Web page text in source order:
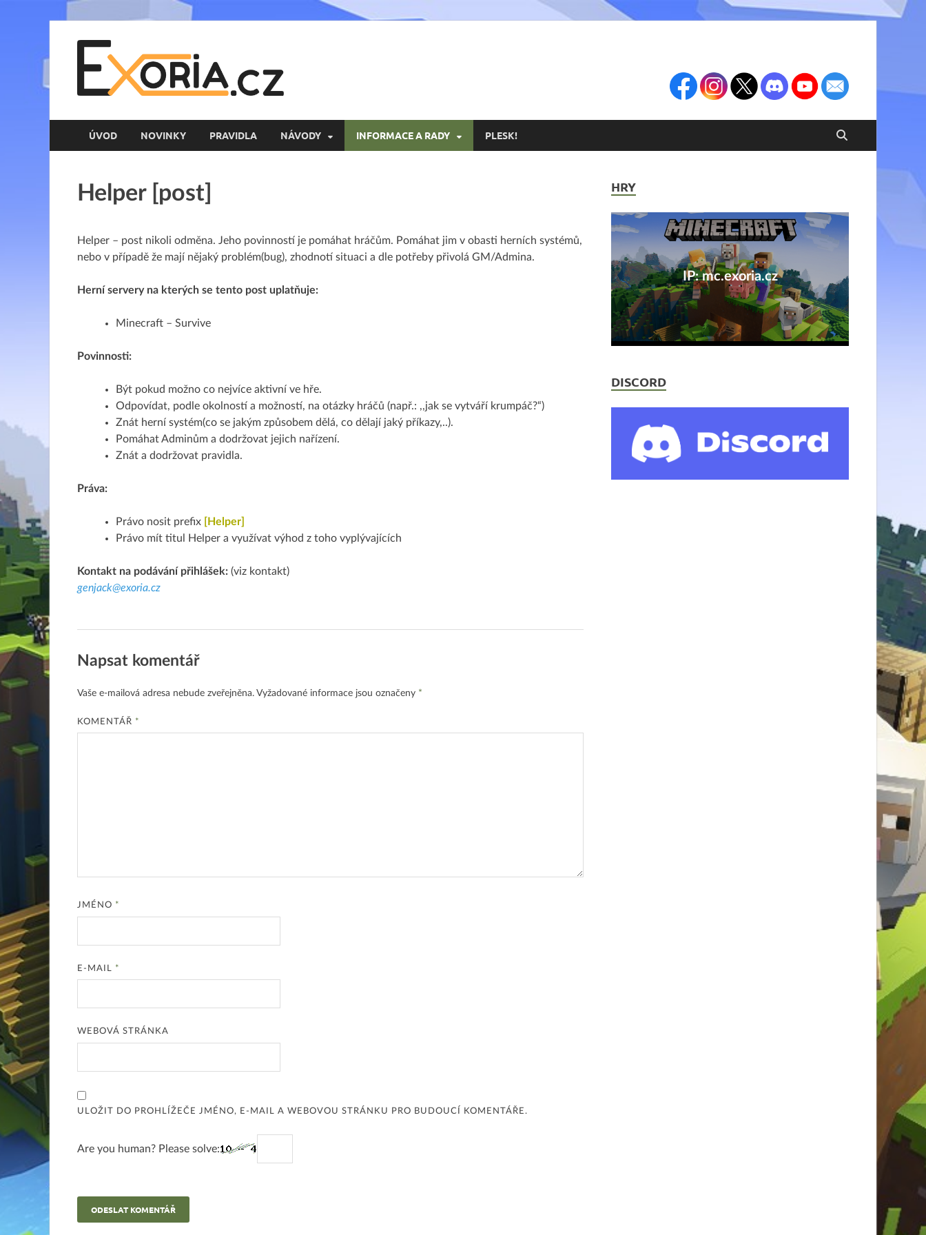
ÚVOD NOVINKY PRAVIDLA NÁVODY INFORMACE A RADY PLESK!
Helper [post]
Helper – post nikoli odměna. Jeho povinností je pomáhat hráčům. Pomáhat jim v obasti herních systémů,
nebo v případě že mají nějaký problém(bug), zhodnotí situaci a dle potřeby přivolá GM/Admina.
Herní servery na kterých se tento post uplatňuje:
Minecraft – Survive
Povinnosti:
Být pokud možno co nejvíce aktivní ve hře.
Odpovídat, podle okolností a možností, na otázky hráčů (např.: ,,jak se vytváří krumpáč?“)
Znát herní systém(co se jakým způsobem dělá, co dělají jaký příkazy,..).
Pomáhat Adminům a dodržovat jejich nařízení.
Znát a dodržovat pravidla.
Práva:
Právo nosit prefix
[Helper]
Právo mít titul Helper a využívat výhod z toho vyplývajících
Kontakt na podávání přihlášek: (viz kontakt)
genjack@exoria.cz
Napsat komentář
Vaše e-mailová adresa nebude zveřejněna. Vyžadované informace jsou označeny *
KOMENTÁŘ *
JMÉNO *
E-MAIL *
WEBOVÁ STRÁNKA
ULOŽIT DO PROHLÍŽEČE JMÉNO, E-MAIL A WEBOVOU STRÁNKU PRO BUDOUCÍ KOMENTÁŘE.
Are you human? Please solve:
HRY
IP: mc.exoria.cz
DISCORD